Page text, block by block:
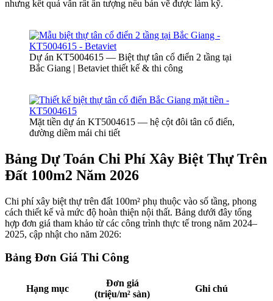
nhưng kết quả vẫn rất ấn tượng nếu bản vẽ được làm kỹ.
Dự án KT5004615 — Biệt thự tân cổ điển 2 tầng tại
Bắc Giang | Betaviet thiết kế & thi công
Mặt tiền dự án KT5004615 — hệ cột đôi tân cổ điển,
đường diềm mái chi tiết
Bảng Dự Toán Chi Phí Xây Biệt Thự Trên
Đất 100m2 Năm 2026
Chi phí xây biệt thự trên đất 100m² phụ thuộc vào số tầng, phong
cách thiết kế và mức độ hoàn thiện nội thất. Bảng dưới đây tổng
hợp đơn giá tham khảo từ các công trình thực tế trong năm 2024–
2025, cập nhật cho năm 2026:
Bảng Đơn Giá Thi Công
Hạng mục
Đơn giá
(triệu/m² sàn)
Ghi chú